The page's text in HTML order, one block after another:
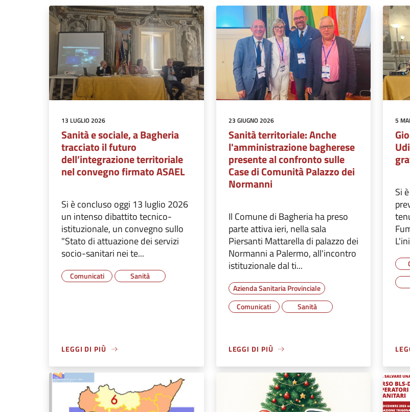
13 LUGLIO 2026
Sanità e sociale, a Bagheria
tracciato il futuro
dell’integrazione territoriale
nel convegno firmato ASAEL
Si è concluso oggi 13 luglio 2026
un intenso dibattito tecnico-
istituzionale, un convegno sullo
"Stato di attuazione dei servizi
socio-sanitari nei te...
Comunicati Sanità
LEGGI DI PIÙ
23 GIUGNO 2026
Sanità territoriale: Anche
l'amministrazione bagherese
presente al confronto sulle
Case di Comunità Palazzo dei
Normanni
Il Comune di Bagheria ha preso
parte attiva ieri, nella sala
Piersanti Mattarella di palazzo dei
Normanni a Palermo, all'incontro
istituzionale dal ti...
Azienda Sanitaria Provinciale
Comunicati
Sanità
LEGGI DI PIÙ
5
Si